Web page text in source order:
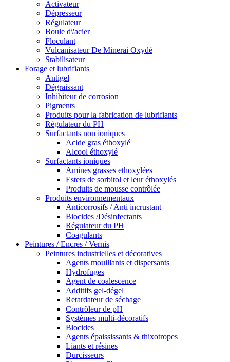
Activateur
Dépresseur
Régulateur
Boule d\'acier
Floculant
Vulcanisateur De Minerai Oxydé
Stabilisateur
Forage et lubrifiants
Antigel
Dégraissant
Inhibiteur de corrosion
Pigments
Produits pour la fabrication de lubrifiants
Régulateur du PH
Surfactants non ioniques
Acide gras éthoxylé
Alcool éthoxylé
Surfactants ioniques
Amines grasses ethoxylées
Esters de sorbitol et leur éthoxylés
Produits de mousse contrôlée
Produits environnementaux
Anticorrosifs / Anti incrustant
Biocides /Désinfectants
Régulateur du PH
Coagulants
Peintures / Encres / Vernis
Peintures industrielles et décoratives
Agents mouillants et dispersants
Hydrofuges
Agent de coalescence
Additifs gel-dégel
Retardateur de séchage
Contrôleur de pH
Systèmes multi-décoratifs
Biocides
Agents épaississants & thixotropes
Liants et résines
Durcisseurs